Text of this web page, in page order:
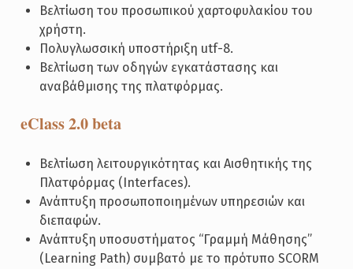
Βελτίωση του προσωπικού χαρτοφυλακίου του
χρήστη.
Πολυγλωσσική υποστήριξη utf-8.
Βελτίωση των οδηγών εγκατάστασης και
αναβάθμισης της πλατφόρμας.
eClass 2.0 beta
Βελτίωση λειτουργικότητας και Αισθητικής της
Πλατφόρμας (Interfaces).
Ανάπτυξη προσωποποιημένων υπηρεσιών και
διεπαφών.
Ανάπτυξη υποσυστήματος “Γραμμή Μάθησης”
(Learning Path) συμβατό με τo πρότυπo SCORM